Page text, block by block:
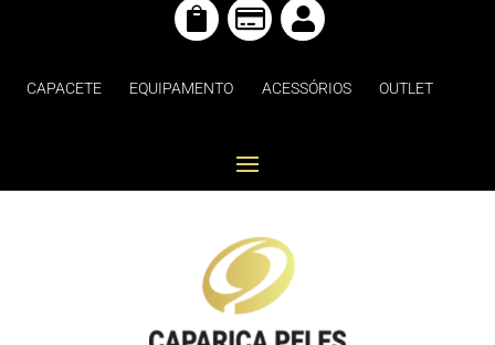
  
CAPACETE EQUIPAMENTO ACESSÓRIOS OUTLET